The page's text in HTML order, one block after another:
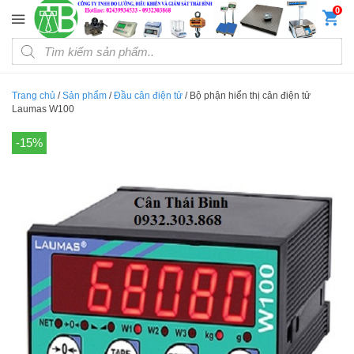
Đến nội dung chính 0
Products search
Trang chủ /Sản phẩm /Đầu cân điện tử / Bộ phận hiển thị cân điện tử
Laumas W100
-15%